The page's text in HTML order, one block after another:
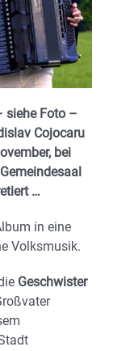
siehe Foto –
Cojocaru
bei
…
in eine
Volksmusik.
Geschwister